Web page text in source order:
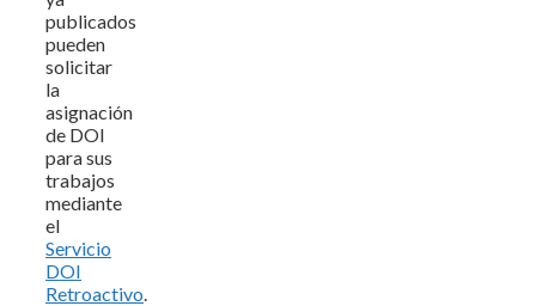
publicados
pueden
solicitar
la
asignación
de DOI
para sus
trabajos
mediante
el
Servicio
DOI
Retroactivo.